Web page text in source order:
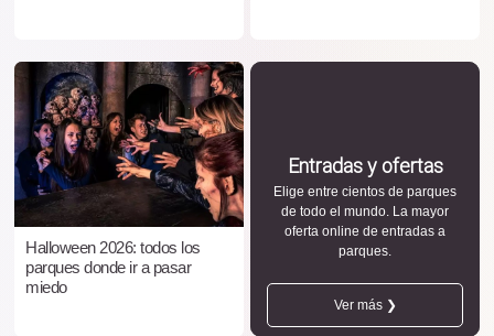
Halloween 2026: todos los
parques donde ir a pasar
miedo
Entradas y ofertas
Elige entre cientos de parques
de todo el mundo. La mayor
oferta online de entradas a
parques.
Ver más ❯